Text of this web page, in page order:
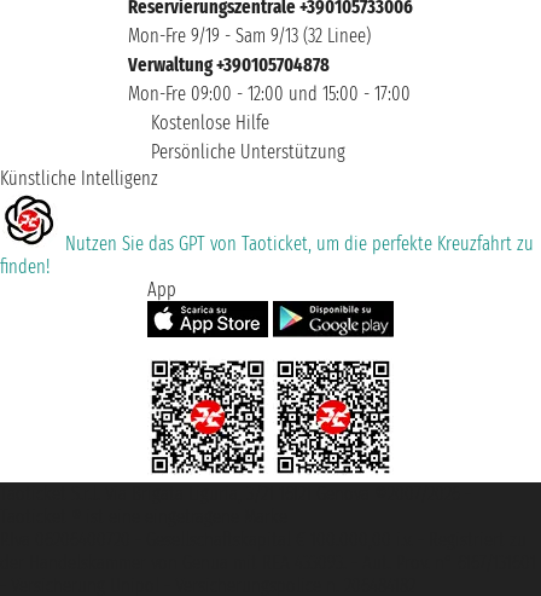
Reservierungszentrale +390105733006
Mon-Fre 9/19 - Sam 9/13 (32 Linee)
Verwaltung +390105704878
Mon-Fre 09:00 - 12:00 und 15:00 - 17:00
Kostenlose Hilfe
Persönliche Unterstützung
Künstliche Intelligenz
Nutzen Sie das GPT von Taoticket, um die perfekte Kreuzfahrt zu
finden!
App